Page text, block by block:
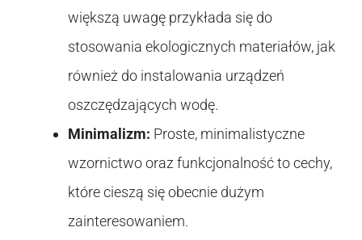
większą uwagę przykłada się do
stosowania ekologicznych materiałów, jak
również do instalowania urządzeń
oszczędzających wodę.
Minimalizm: Proste, minimalistyczne
wzornictwo oraz funkcjonalność to cechy,
które cieszą się obecnie dużym
zainteresowaniem.